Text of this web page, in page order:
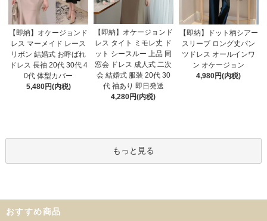
【即納】オケージョンド
レス マーメイド レース
リボン 結婚式 お呼ばれ
ドレス 長袖 20代 30代 4
0代 体型カバー
5,480円(内税)
【即納】オケージョンド
レス タイト ミモレ丈 ド
ット シースルー 上品 同
窓会 ドレス 成人式 二次
会 結婚式 服装 20代 30
代 袖あり 即日発送
4,280円(内税)
【即納】ドット柄シアー
スリーブ ロング丈パン
ツドレス オールインワ
ン オケージョン
4,980円(内税)
もっと見る
おすすめ商品